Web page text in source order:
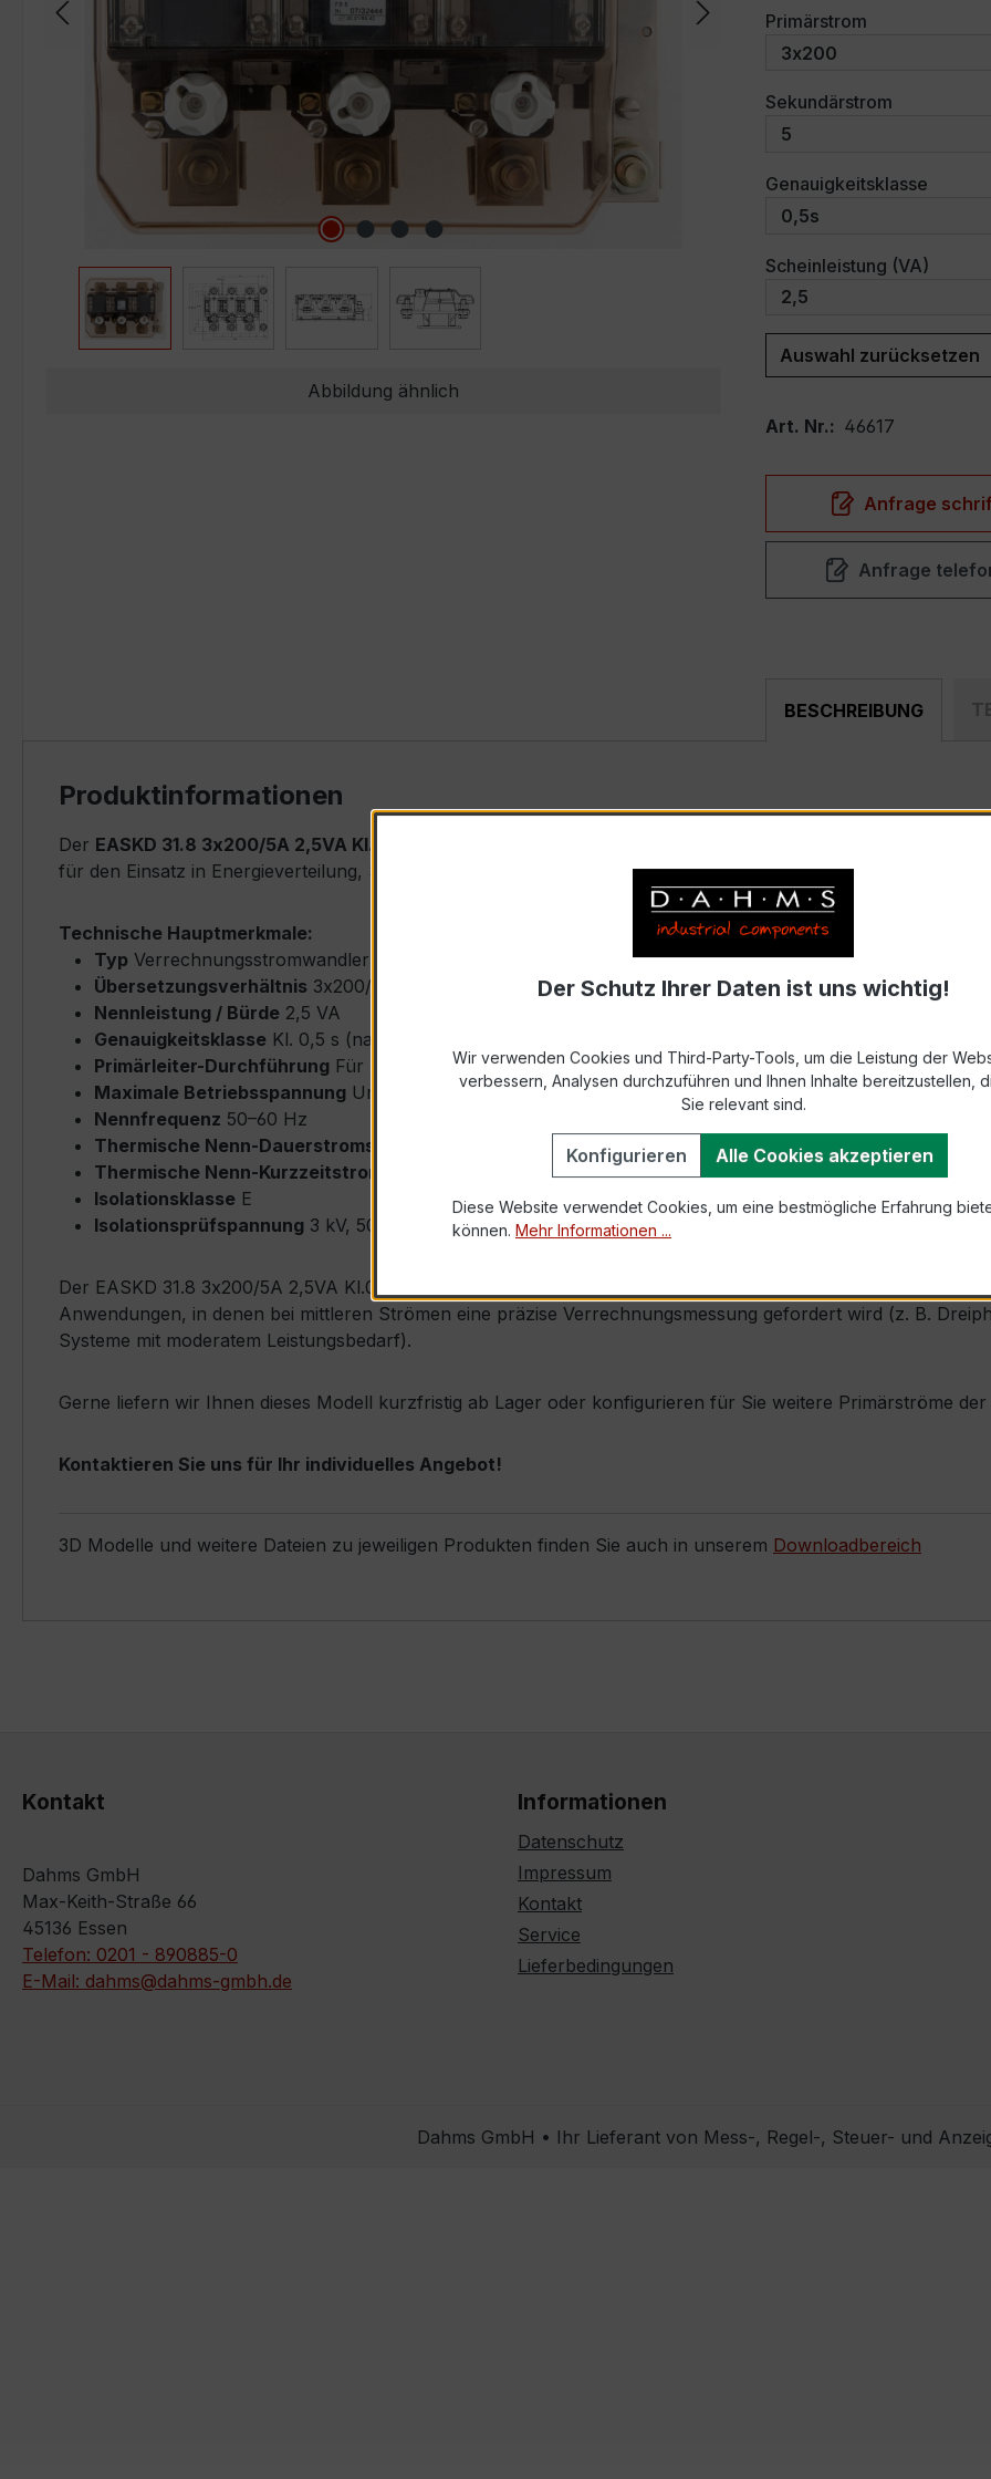
Abbildung ähnlich
Primärstrom
Sekundärstrom
Genauigkeitsklasse
Scheinleistung (VA)
Auswahl zurücksetzen
Art. Nr.: 46617
Anfrage
Anfrage
BESCHREIBUNG
Produktinformationen
Der EASKD 31.8 3x200/5A 2,5VA Kl.0,5s
ist ein kompakter, hochpräziser Niederspannungs-
für den Einsatz in Energieverteilung, Schaltanlagen, Zählerfeldern und industriellen Mess- und
Technische Hauptmerkmale:
Typ Verrechnungsstromwandler (Ringkern-Typ) – EASKD 31.8
Übersetzungsverhältnis 3x200/5 A (Primärnennstrom 200 A pro Phase, Sekundärnennstrom 5 A)
Nennleistung / Bürde 2,5 VA
Genauigkeitsklasse Kl. 0,5 s (nach IEC/EN 61869-2 bzw. DIN EN 61869-2)
Primärleiter-Durchführung Für Rundleiter bis max. Ø 31 mm (Kabeldurchführung)
Maximale Betriebsspannung Um ≤ 0,72 kV
Nennfrequenz 50–60 Hz
Thermische Nenn-Dauerstromstärke
Icth = 1,2 × Ipr (Dauerstrom 1,2 × Primärnennstrom)
Thermische Nenn-Kurzzeitstromstärke
Ith = 120 × Ipr, 1 s
Isolationsklasse E
Isolationsprüfspannung 3 kV, 50 Hz, 1 min
Der EASKD 31.8 3x200/5A 2,5VA Kl.0,5s zeichnet sich durch seine sehr kompakte Bauform, hohe
Anwendungen, in denen bei mittleren Strömen eine präzise Verrechnungsmessung gefordert wird (z. B.
Systeme mit moderatem Leistungsbedarf).
Gerne liefern wir Ihnen dieses Modell kurzfristig ab Lager oder konfigurieren für Sie weitere Primärströme der
Kontaktieren Sie uns für Ihr individuelles Angebot!
3D Modelle und weitere Dateien zu jeweiligen Produkten finden Sie auch in unserem Downloadbereich
Kontakt
Dahms GmbH
Max-Keith-Straße 66
45136 Essen
Telefon: 0201 - 890885-0
E-Mail: dahms@dahms-gmbh.de
Informationen
Datenschutz
Impressum
Kontakt
Service
Lieferbedingungen
Dahms GmbH • Ihr Lieferant von Mess-, Regel-, Steuer- und
Der Schutz Ihrer Daten ist uns wichtig!
Wir verwenden Cookies und Third-Party-Tools, um die Leistung der
verbessern, Analysen durchzuführen und Ihnen Inhalte bereitzustellen,
Sie relevant sind.
Konfigurieren Alle Cookies akzeptieren
Diese Website verwendet Cookies, um eine bestmögliche Erfahrung
können. Mehr Informationen ...